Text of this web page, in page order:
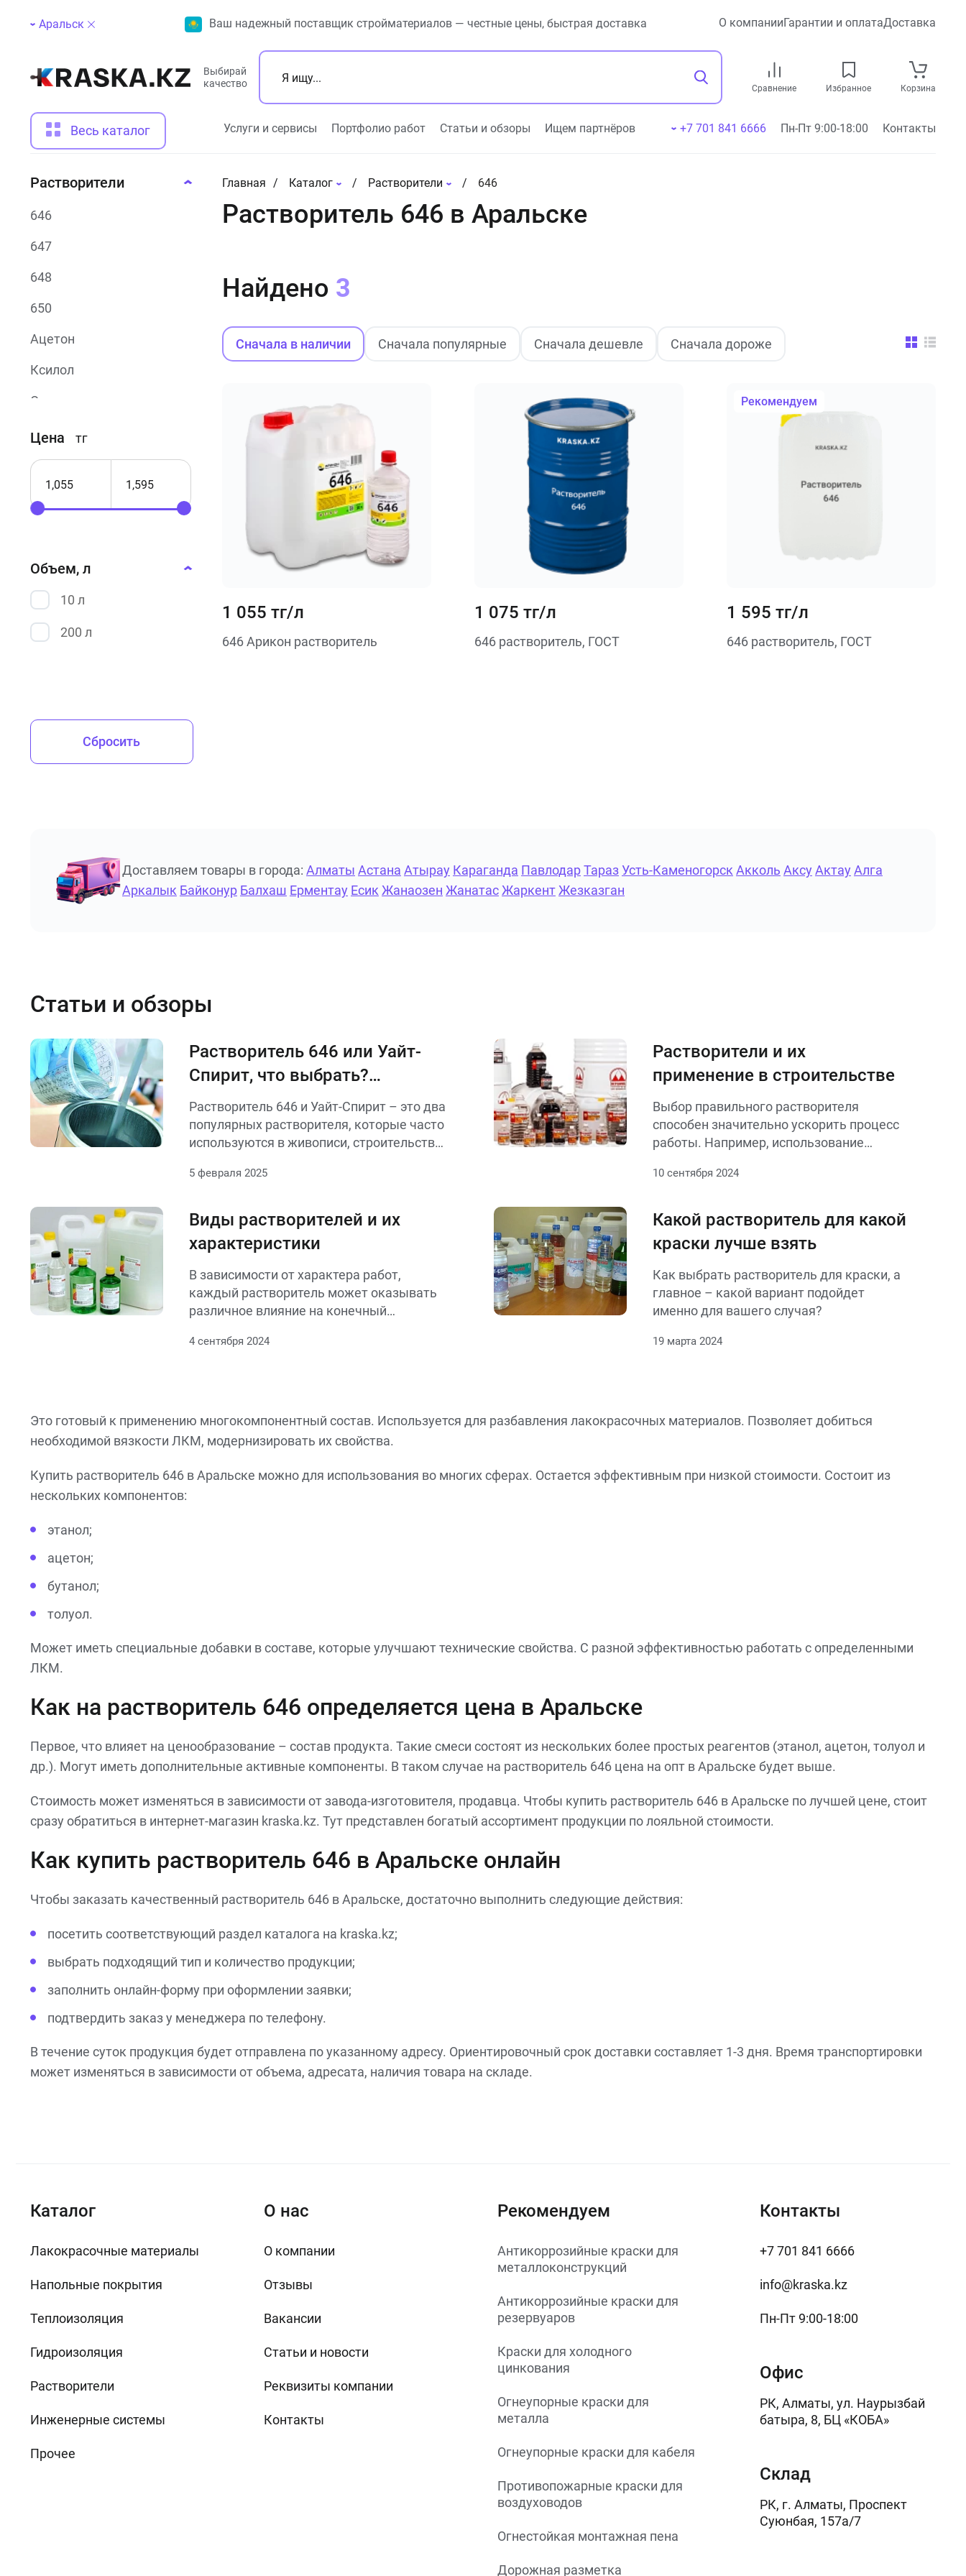
Аральск Ваш надежный поставщик стройматериалов — честные цены, быстрая доставка О компанииГарантии и оплатаДоставка
Выбирай
качество
Сравнение Избранное Корзина
Весь каталог Услуги и сервисы Портфолио работ Статьи и обзоры Ищем партнёров +7 701 841 6666 Пн-Пт 9:00-18:00 Контакты
Растворители
646
647
648
650
Ацетон
Ксилол
Ортоксилол
Р-4
Р-5А
Сольвент
Цена тг
Объем, л
10 л
200 л
Сбросить
Главная Каталог Растворители 646
Растворитель 646 в Аральске
Сначала в наличии Сначала популярные Сначала дешевле Сначала дороже
Найдено 3
1 055 тг/л
646 Арикон растворитель
1 075 тг/л
646 растворитель, ГОСТ
Рекомендуем
1 595 тг/л
646 растворитель, ГОСТ
Доставляем товары в города: Алматы Астана Атырау Караганда ПавлодарТараз Усть-Каменогорск Акколь Аксу Актау Алга
Аркалык Байконур Балхаш Ерментау Есик Жанаозен ЖанатасЖаркентЖезказган
Статьи и обзоры
Растворитель 646 или Уайт-
Спирит, что выбрать?
Разбираем отличия и
применение
Растворитель 646 и Уайт-Спирит – это два
популярных растворителя, которые часто
используются в живописи, строительстве
конкретной задачи?
5 февраля 2025
Растворители и их
применение в строительстве
Выбор правильного растворителя
способен значительно ускорить процесс
работы. Например, использование
конкретных задач позволяет сократить
подготовку поверхностей. Это особенно
актуально в условиях строгих временных
рамок, когда каждая минута на счету.
Наличие качественного растворителя в
арсенале может стать залогом успеха
для профессионалов в строительной
10 сентября 2024
Виды растворителей и их
характеристики
В зависимости от характера работ,
каждый растворитель может оказывать
различное влияние на конечный
4 сентября 2024
Какой растворитель для какой
краски лучше взять
Как выбрать растворитель для краски, а
главное – какой вариант подойдет
именно для вашего случая?
19 марта 2024
Это готовый к применению многокомпонентный состав. Используется для разбавления лакокрасочных материалов. Позволяет добиться
необходимой вязкости ЛКМ, модернизировать их свойства.
Купить растворитель 646 в Аральске можно для использования во многих сферах. Остается эффективным при низкой стоимости. Состоит из
нескольких компонентов:
этанол;
ацетон;
бутанол;
толуол.
Может иметь специальные добавки в составе, которые улучшают технические свойства. С разной эффективностью работать с определенными
ЛКМ.
Как на растворитель 646 определяется цена в Аральске
Первое, что влияет на ценообразование – состав продукта. Такие смеси состоят из нескольких более простых реагентов (этанол, ацетон, толуол и
др.). Могут иметь дополнительные активные компоненты. В таком случае на растворитель 646 цена на опт в Аральске будет выше.
Стоимость может изменяться в зависимости от завода-изготовителя, продавца. Чтобы купить растворитель 646 в Аральске по лучшей цене, стоит
сразу обратиться в интернет-магазин kraska.kz. Тут представлен богатый ассортимент продукции по лояльной стоимости.
Как купить растворитель 646 в Аральске онлайн
Чтобы заказать качественный растворитель 646 в Аральске, достаточно выполнить следующие действия:
посетить соответствующий раздел каталога на kraska.kz;
выбрать подходящий тип и количество продукции;
заполнить онлайн-форму при оформлении заявки;
подтвердить заказ у менеджера по телефону.
В течение суток продукция будет отправлена по указанному адресу. Ориентировочный срок доставки составляет 1-3 дня. Время транспортировки
может изменяться в зависимости от объема, адресата, наличия товара на складе.
Каталог
Лакокрасочные материалы
Напольные покрытия
Теплоизоляция
Гидроизоляция
Растворители
Инженерные системы
Прочее
О нас
О компании
Отзывы
Вакансии
Статьи и новости
Реквизиты компании
Контакты
Рекомендуем
Антикоррозийные краски для
металлоконструкций
Антикоррозийные краски для
резервуаров
Краски для холодного
цинкования
Огнеупорные краски для
металла
Огнеупорные краски для кабеля
Противопожарные краски для
воздуховодов
Огнестойкая монтажная пена
Дорожная разметка
Контакты
+7 701 841 6666
info@kraska.kz
Пн-Пт 9:00-18:00
Офис
РК, Алматы, ул. Наурызбай
батыра, 8, БЦ «КОБА»
Склад
РК, г. Алматы, Проспект
Суюнбая, 157а/7